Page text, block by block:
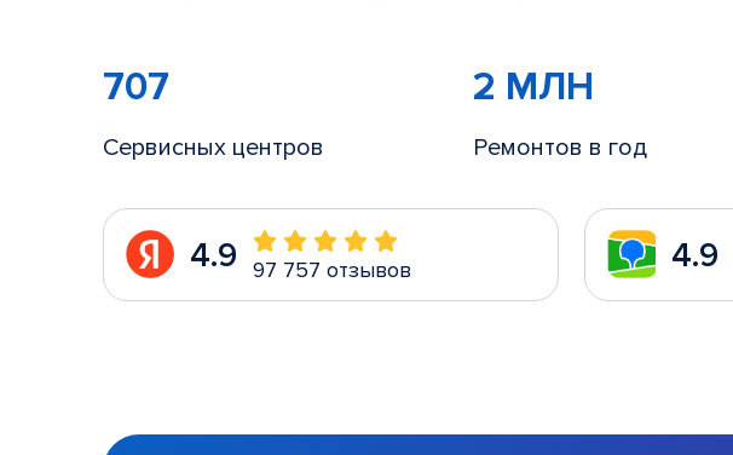
707
Сервисных центров
2 МЛН
Ремонтов в год
4.9 97 757 отзывов 4.9